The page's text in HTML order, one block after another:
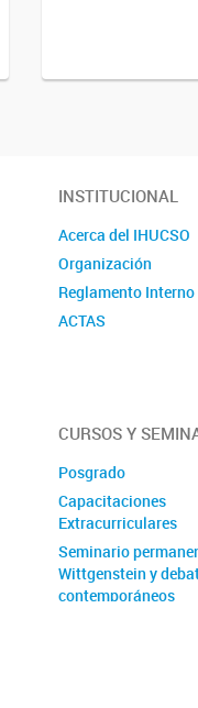
INSTITUCIONAL
Acerca del IHUCSO
Organización
Reglamento Interno
ACTAS
CURSOS Y
Posgrado
Capacitaciones
Extracurriculares
Seminario
Wittgenstein y
contemporáneos